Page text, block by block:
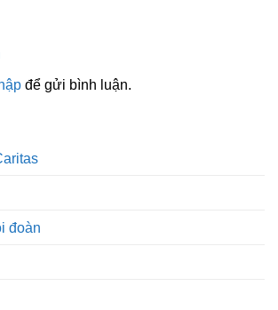
để gửi bình luận.
đoàn